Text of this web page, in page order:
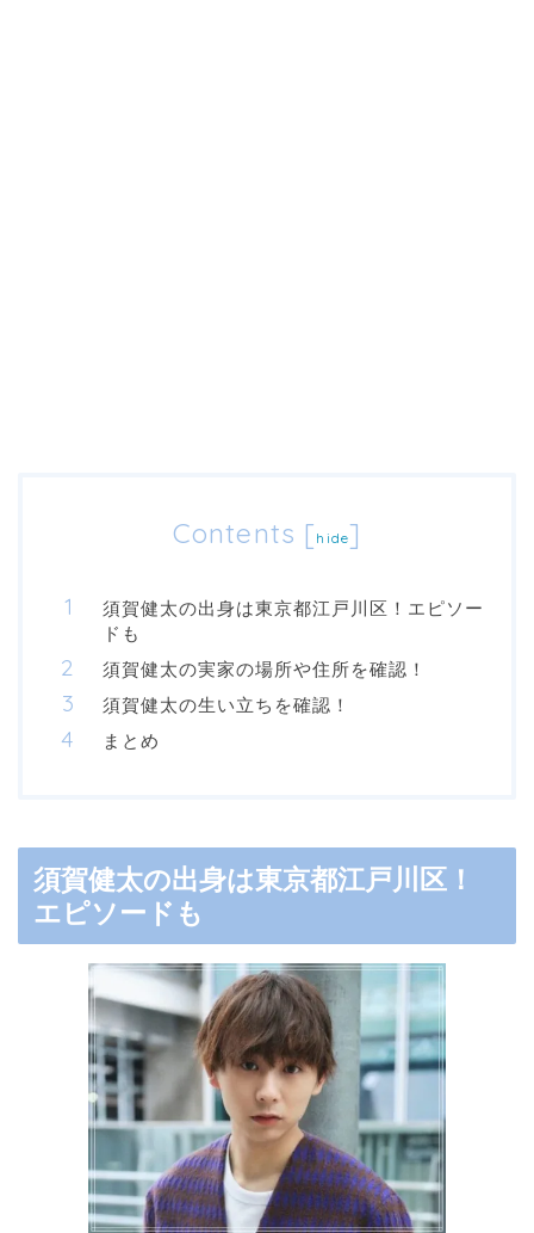
Contents [ hide]
須賀健太の出身は東京都江戸川区！エピソー
ドも
須賀健太の実家の場所や住所を確認！
須賀健太の生い立ちを確認！
まとめ
須賀健太の出身は東京都江戸川区！
エピソードも